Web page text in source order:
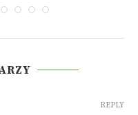
REPLY